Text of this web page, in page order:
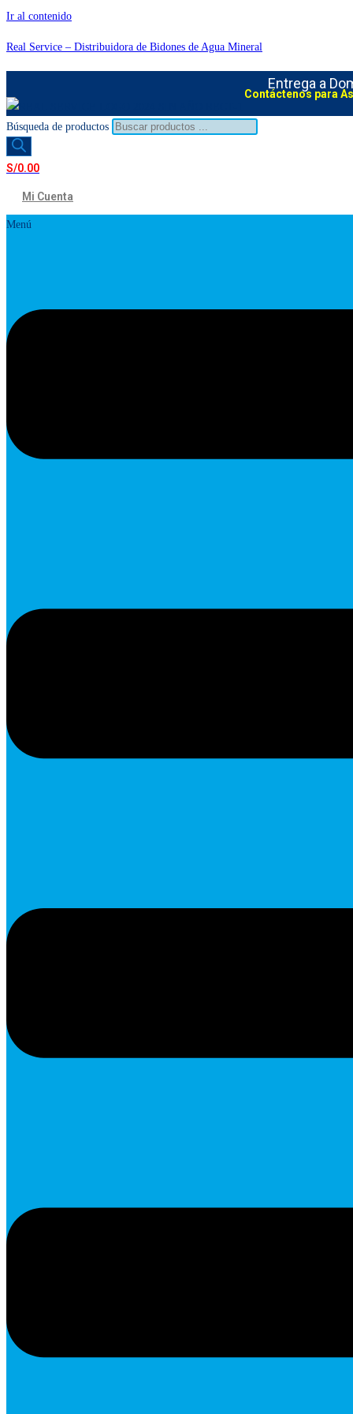
Ir al contenido
Real Service – Distribuidora de Bidones de Agua Mineral
Entrega a
Contáctenos para
Búsqueda de productos
S/0.00
Mi Cuenta
Menú